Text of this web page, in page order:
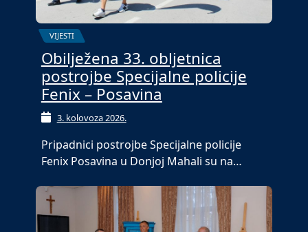
VIJESTI
Obilježena 33. obljetnica
postrojbe Specijalne policije
Fenix – Posavina
3. kolovoza 2026.
Pripadnici postrojbe Specijalne policije
Fenix Posavina u Donjoj Mahali su na…